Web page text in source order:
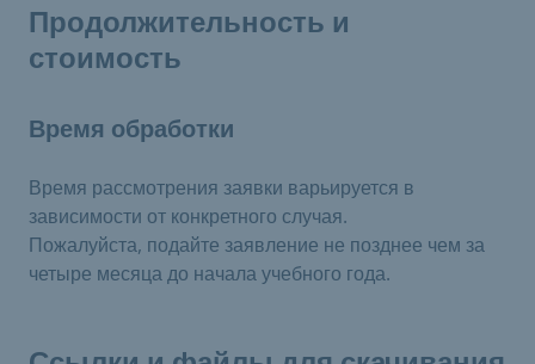
Продолжительность и
стоимость
Время обработки
Время рассмотрения заявки варьируется в
зависимости от конкретного случая.
Пожалуйста, подайте заявление не позднее чем за
четыре месяца до начала учебного года.